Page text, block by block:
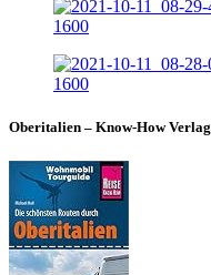
Oberitalien – Know-How Verlag